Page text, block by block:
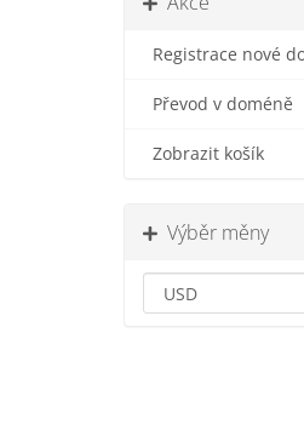
Registrace nové
Převod v doméně
Zobrazit košík
Výběr měny